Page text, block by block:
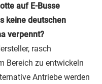
auf E-Busse
keine deutschen
verpennt?
rasch
Bereich zu entwickeln
Antriebe werden